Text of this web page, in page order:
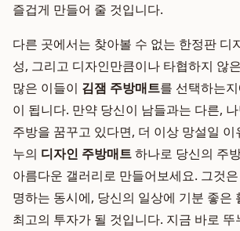
즐겁게 만들어 줄 것입니다.
다른 곳에서는 찾아볼 수 없는 한정판 디
성, 그리고 디자인만큼이나 타협하지 않
많은 이들이 김잼 주방매트를 선택하는
이 됩니다. 만약 당신이 남들과는 다른,
주방을 꿈꾸고 있다면, 더 이상 망설일
누의 디자인 주방매트하나로 당신의 주
아름다운 갤러리로 만들어보세요. 그것
명하는 동시에, 당신의 일상에 기분 좋은
최고의 투자가 될 것입니다. 지금 바로 뚜